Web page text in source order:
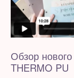
Обзор
THERMO PU